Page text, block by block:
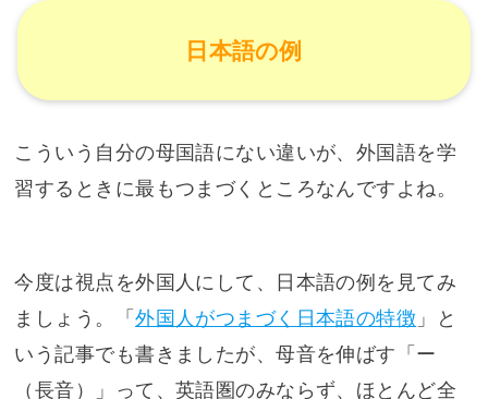
日本語の例
こういう自分の母国語にない違いが、外国語を学
習するときに最もつまづくところなんですよね。
今度は視点を外国人にして、日本語の例を見てみ
ましょう。「外国人がつまづく日本語の特徴 」と
いう記事でも書きましたが、母音を伸ばす「ー
（長音）」って、英語圏のみならず、ほとんど全